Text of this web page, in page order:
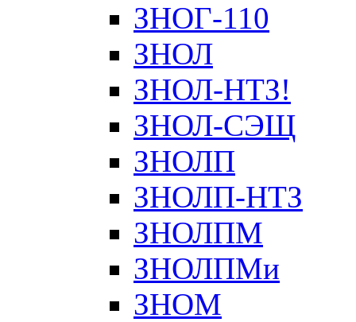
ЗНОГ-110
ЗНОЛ
ЗНОЛ-НТЗ!
ЗНОЛ-СЭЩ
ЗНОЛП
ЗНОЛП-НТЗ
ЗНОЛПМ
ЗНОЛПМи
ЗНОМ